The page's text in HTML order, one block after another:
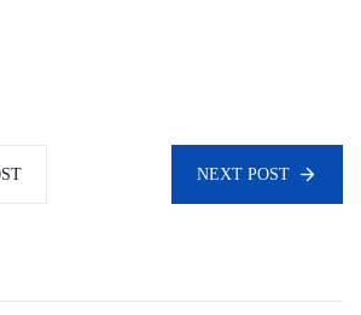
NEXT POST